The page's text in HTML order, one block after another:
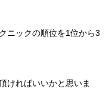
ニックの順位を1位から3
ければいいかと思いま